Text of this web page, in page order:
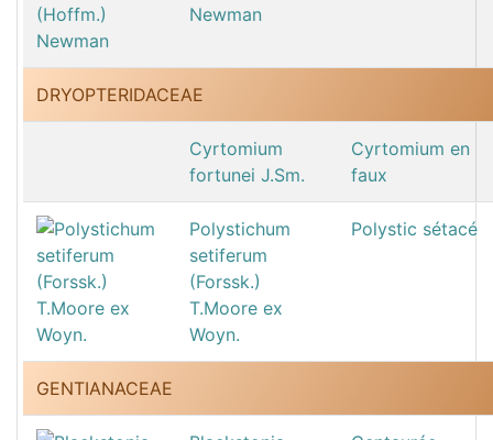
Newman
DRYOPTERIDACEAE
Cyrtomium
fortunei J.Sm.
Cyrtomium en
faux
Polystichum
setiferum
(Forssk.)
T.Moore ex
Woyn.
Polystic sétacé
GENTIANACEAE